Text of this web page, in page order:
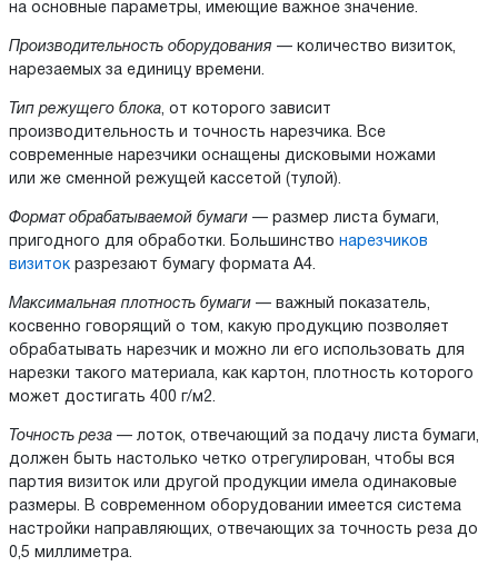
на основные параметры, имеющие важное значение.
Производительность оборудования — количество визиток,
нарезаемых за единицу времени.
Тип режущего блока, от которого зависит
производительность и точность нарезчика. Все
современные нарезчики оснащены дисковыми ножами
или же сменной режущей кассетой (тулой).
Формат обрабатываемой бумаги — размер листа бумаги,
пригодного для обработки. Большинство нарезчиков
визиток разрезают бумагу формата А4.
Максимальная плотность бумаги — важный показатель,
косвенно говорящий о том, какую продукцию позволяет
обрабатывать нарезчик и можно ли его использовать для
нарезки такого материала, как картон, плотность которого
может достигать 400 г/м2.
Точность реза — лоток, отвечающий за подачу листа бумаги,
должен быть настолько четко отрегулирован, чтобы вся
партия визиток или другой продукции имела одинаковые
размеры. В современном оборудовании имеется система
настройки направляющих, отвечающих за точность реза до
0,5 миллиметра.